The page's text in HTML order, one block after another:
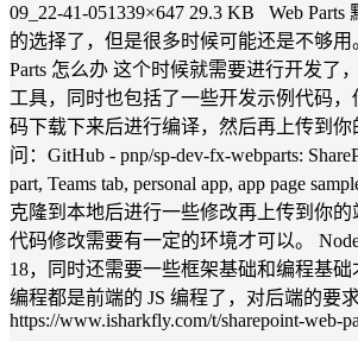
09_22-41-051339×647 29.3 KB Web
的选择了，但是很多时候可能还是不够用
Parts 怎么办 这个时候就需要进行开发了
工具，同时也包括了一些开发示例代码
码下载下来后进行编译，然后再上传到
问：GitHub - pnp/sp-dev-fx-webparts:
part, Teams tab, personal app, app page
克隆到本地后进行一些修改再上传到你
代码修改需要有一定的环境才可以。
18，同时还需要一些框架基础和编程基
编程都是前端的 JS 编程了，对后端的要
https://www.isharkfly.com/t/sharepoint-web-